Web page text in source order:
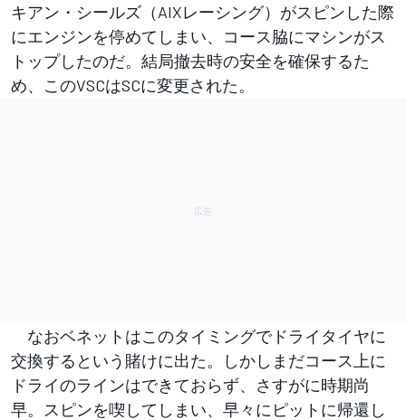
キアン・シールズ（AIXレーシング）がスピンした際
にエンジンを停めてしまい、コース脇にマシンがス
トップしたのだ。結局撤去時の安全を確保するた
め、このVSCはSCに変更された。
なおベネットはこのタイミングでドライタイヤに
交換するという賭けに出た。しかしまだコース上に
ドライのラインはできておらず、さすがに時期尚
早。スピンを喫してしまい、早々にピットに帰還し